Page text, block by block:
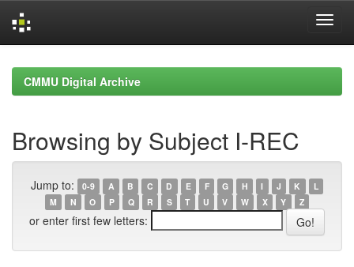
navigationCMMU Digital Archive
Browsing by Subject I-REC
Jump to: 0-9 A B C D E F G H I J K
L
M
N O P Q R S T U V W X Y Z
or enter first few letters: